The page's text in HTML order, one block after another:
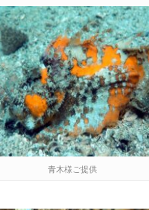
青木様ご提供